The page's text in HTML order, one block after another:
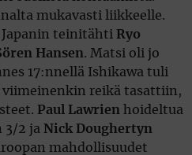
mukavasti liikkeelle.
Japanin teinitähti Ryo
Hansen. Matsi oli jo
17:nnellä Ishikawa tuli
reikä tasattiin,
Paul Lawrien hoideltua
3/2 ja Nick Doughertyn
mahdollisuudet